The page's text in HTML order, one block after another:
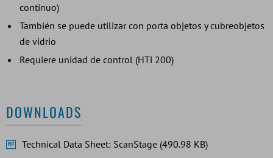
continuo)
También se puede utilizar con porta objetos y cubreobjetos
de vidrio
Requiere unidad de control (HTi 200)
DOWNLOADS
Technical Data Sheet: ScanStage (490.98 KB)